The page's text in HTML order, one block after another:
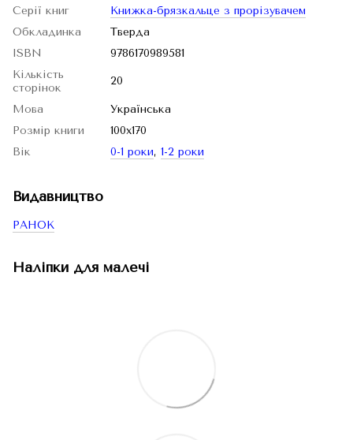
Серії книг
Книжка-брязкальце з прорізувачем
Обкладинка
Тверда
ISBN
9786170989581
Кількість
сторінок
20
Мова
Українська
Розмір книги
100х170
Вік
0-1 роки, 1-2 роки
Видавництво
РАНОК
Наліпки для малечі